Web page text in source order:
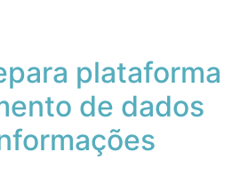
plataforma
de dados